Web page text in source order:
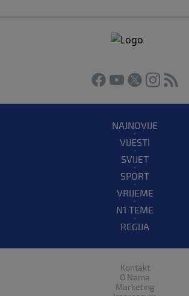
NAJNOVIJE
VIJESTI
SVIJET
SPORT
VRIJEME
N1 TEME
REGIJA
Kontakt
O Nama
Marketing